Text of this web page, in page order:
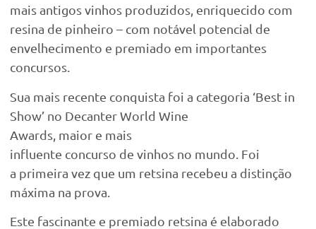
mais antigos vinhos produzidos, enriquecido com
resina de pinheiro – com notável potencial de
envelhecimento e premiado em importantes
concursos.
Sua mais recente conquista foi a categoria ‘Best in
Show’ no Decanter World Wine
Awards, maior e mais
influente concurso de vinhos no mundo. Foi
a primeira vez que um retsina recebeu a distinção
máxima na prova.
Este fascinante e premiado retsina é elaborado